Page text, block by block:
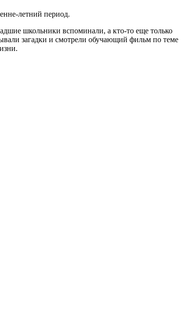
летний период.
школьники вспоминали, а кто-то еще только
загадки и смотрели обучающий фильм по теме